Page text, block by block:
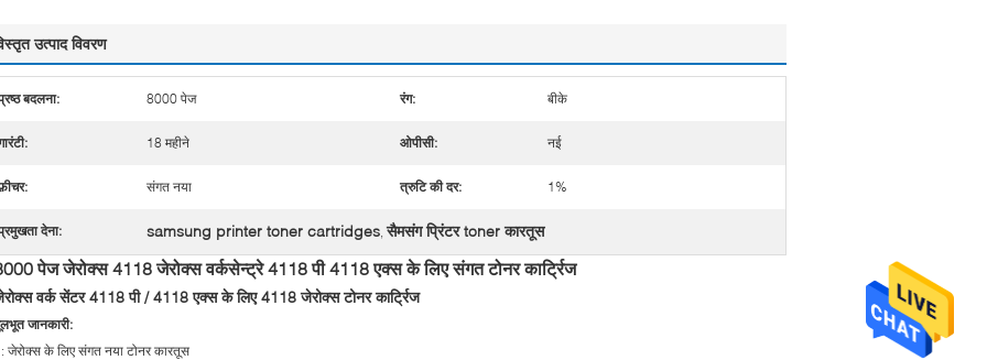
उत्पाद विवरण
बदलना: 8000 पेज रंग: बीके
18 महीने ओपीसी: नई
संगत नया त्रुटि की दर: 1%
देना: samsung printer toner cartridges,सैमसंग प्रिंटर toner कारतूस
पेज जेरोक्स 4118 जेरोक्स वर्कसेन्ट्रे 4118 पी 4118 एक्स के लिए संगत टोनर कार्ट्रिज
वर्क सेंटर 4118 पी / 4118 एक्स के लिए 4118 जेरोक्स टोनर कार्ट्रिज
जानकारी:
जेरोक्स के लिए संगत नया टोनर कारतूस